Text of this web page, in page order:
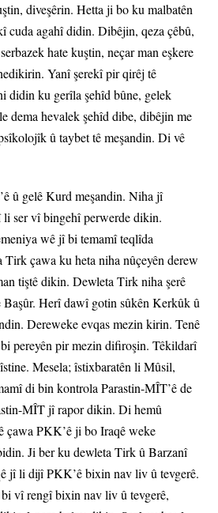
diveşêrin. Hetta ji bo ku malbatên
cuda agahî didin. Dibêjin, qeza çêbû,
hate kuştin, neçar man eşkere
Yanî şerekî pir qirêj tê
didin ku gerîla şehîd bûne, gelek
dema hevalek şehîd dibe, dibêjin me
û taybet tê meşandin. Di vê
û gelê Kurd meşandin. Niha jî
ser vî bingehî perwerde dikin.
wê jî bi temamî teqlîda
çawa ku heta niha nûçeyên derew
tiştê dikin. Dewleta Tirk niha şerê
Herî dawî gotin sûkên Kerkûk û
Dereweke evqas mezin kirin. Tenê
pereyên pir mezin difiroşin. Têkildarî
Mesela; îstixbaratên li Mûsil,
di bin kontrola Parastin-MÎT’ê de
MÎT jî rapor dikin. Di hemû
çawa PKK’ê ji bo Iraqê weke
Ji ber ku dewleta Tirk û Barzanî
jî li dijî PKK’ê bixin nav liv û tevgerê.
vî rengî bixin nav liv û tevgerê,